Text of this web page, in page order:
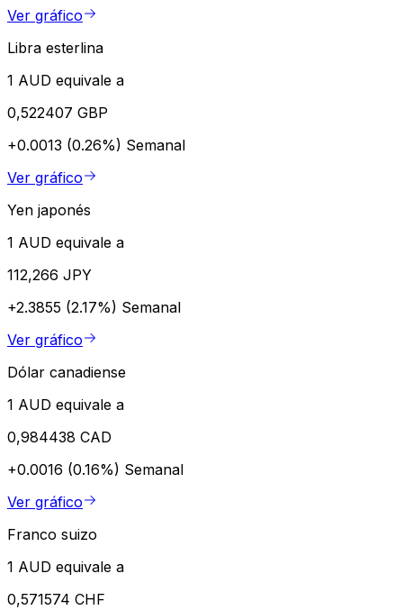
Ver gráfico
Libra esterlina
1 AUD equivale a
0,522407 GBP
+0.0013 (0.26%) Semanal
Ver gráfico
Yen japonés
1 AUD equivale a
112,266 JPY
+2.3855 (2.17%) Semanal
Ver gráfico
Dólar canadiense
1 AUD equivale a
0,984438 CAD
+0.0016 (0.16%) Semanal
Ver gráfico
Franco suizo
1 AUD equivale a
0,571574 CHF